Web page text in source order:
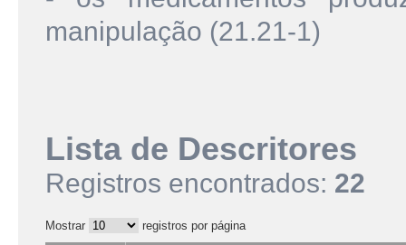
manipulação (21.21-1)
Lista de Descritores
Registros encontrados: 22
Mostrar
registros por página